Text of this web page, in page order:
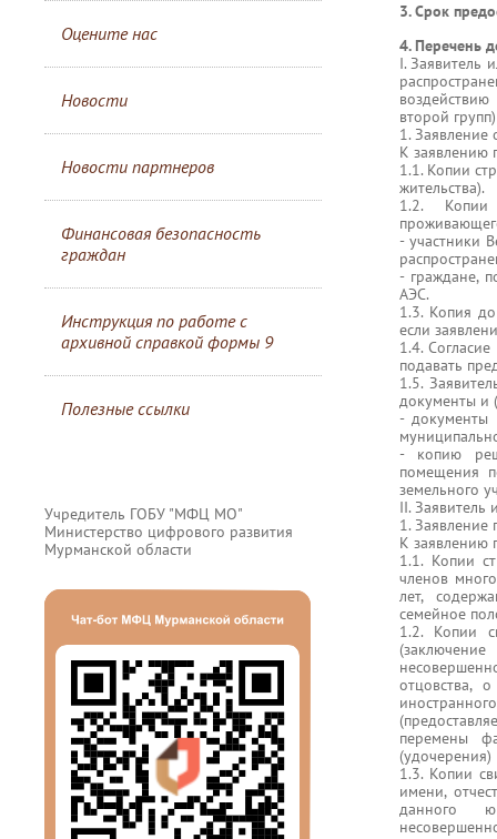
Оцените нас
Новости
Новости партнеров
Финансовая безопасность
граждан
Инструкция по работе с
архивной справкой формы 9
Полезные ссылки
Учредитель ГОБУ "МФЦ МО"
Министерство цифрового развития
Мурманской области
3. Срок
4. Перечень
I. Заявитель
второй
1. Заявление
К заявлению
1.1. Копии
жительства).
1.2. Копии
- участники
- граждане,
АЭС.
1.3. Копия
если
1.4.
подавать
1.5.
документы и
- документы
- копию
помещения
земельного
II. Заявитель
1. Заявление
К заявлению
1.1. Копии
членов
лет,
семейное
1.2. Копии
отцовства,
перемены
(удочерения)
1.3. Копии
имени,
данного